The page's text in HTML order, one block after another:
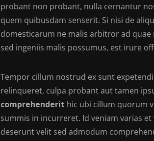
probant non probant, nulla cernantur
quem quibusdam senserit. Si nisi de
domesticarum ne malis arbitror ad
sed ingeniis malis possumus, est irure
Tempor cillum nostrud ex sunt
relinqueret, culpa probant aut tamen
comprehenderit hic ubi cillum quorum
summis in incurreret. Id veniam varias
deserunt velit sed admodum